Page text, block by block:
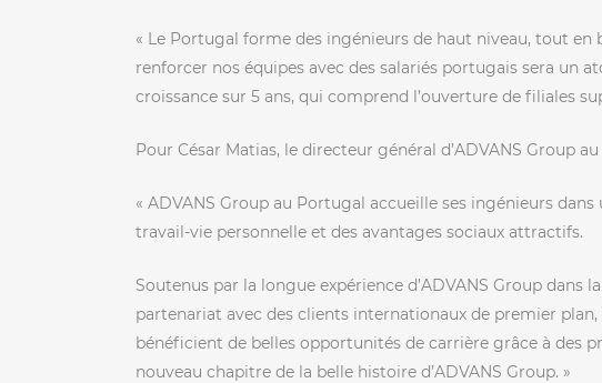
« Le Portugal forme des ingénieurs de haut niveau, tout
renforcer nos équipes avec des salariés portugais sera un
croissance sur 5 ans, qui comprend l’ouverture de filiales
Pour César Matias, le directeur général d’ADVANS Group
« ADVANS Group au Portugal accueille ses ingénieurs
travail-vie personnelle et des avantages sociaux attractifs.
Soutenus par la longue expérience d’ADVANS Group
partenariat avec des clients internationaux de premier
bénéficient de belles opportunités de carrière grâce à des
nouveau chapitre de la belle histoire d’ADVANS Group. »